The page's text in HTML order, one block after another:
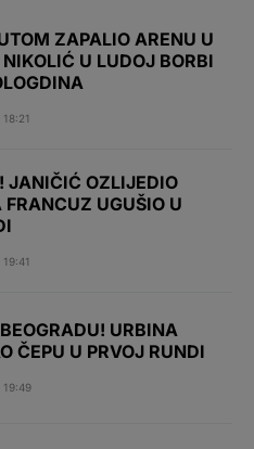
ZAPALIO ARENU U
U LUDOJ BORBI
JANIČIĆ OZLIJEDIO
FRANCUZ UGUŠIO U
URBINA
ČEPU U PRVOJ RUNDI
19:49